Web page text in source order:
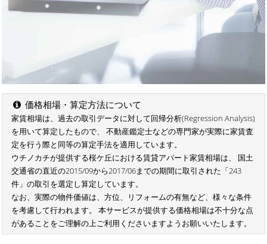
価格相場・算定方法について
家賃相場は、過去の取引データに対して回帰分析(Regression Analysis)
を用いて算定したもので、 不動産鑑定士などの専門家が実際に家賃査
定を行う際と同等の算定手法を適用しています。
ウチノカチが提供する桜ケ丘における賃貸アパート家賃相場は、 国土
交通省の直近の2015/09から2017/06までの期間に取引された「243
件」の取引を選定し算定しています。
なお、実際の物件価値は、方位、リフォームの有無など、様々な条件
を考慮して行われます。 本サービスが提供する価格相場は不十分な点
があることをご理解の上ご利用くださいますようお願いいたします。